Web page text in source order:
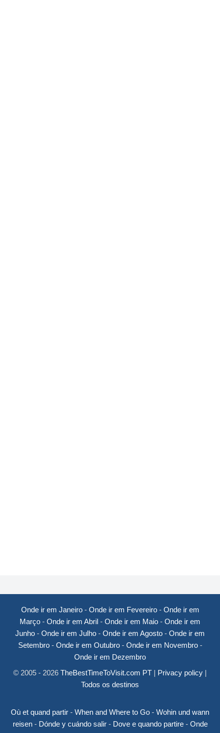
Onde ir em Janeiro- Onde ir em Fevereiro- Onde ir em
Março - Onde ir em Abril - Onde ir em Maio - Onde ir em
Junho - Onde ir em Julho - Onde ir em Agosto - Onde ir em
Setembro- Onde ir em Outubro- Onde ir em Novembro-
Onde ir em Dezembro
© 2005 - 2026 TheBestTimeToVisit.com PT | Privacy policy |
Todos os destinos
Où et quand partir - When and Where to Go - Wohin und wann
reisen- Dónde y cuándo salir- Dove e quando partire- Onde